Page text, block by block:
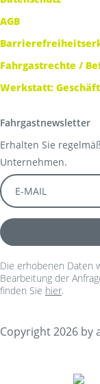
AGB
Fahrgastrechte /
Werkstatt:
Fahrgastnewsletter
Erhalten Sie
Unternehmen.
Die erhobenen Daten
Bearbeitung der
finden Sie hier.
Copyright 2026 by